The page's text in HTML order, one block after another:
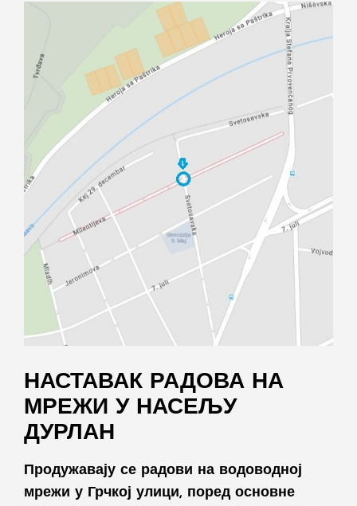
НАСТАВАК РАДОВА НА
МРЕЖИ У НАСЕЉУ
ДУРЛАН
Продужавају се радови на водоводној
мрежи у Грчкој улици, поред основне